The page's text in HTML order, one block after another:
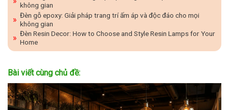
không gian
Đèn gỗ epoxy: Giải pháp trang trí ấm áp và độc đáo cho mọi
không gian
Đèn Resin Decor: How to Choose and Style Resin Lamps for Your
Home
Bài viết cùng chủ đề: